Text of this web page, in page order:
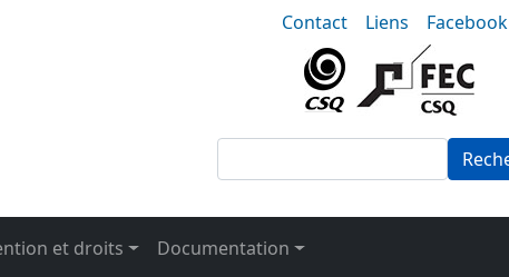
menu-secondaire
Contact Liens Facebook
et droits Documentation